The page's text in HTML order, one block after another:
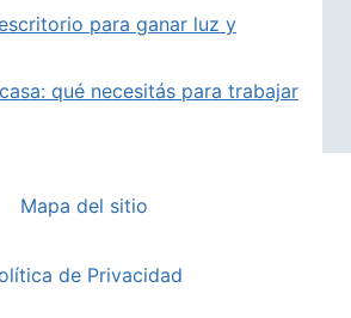
para ganar luz y
qué necesitás para trabajar
Mapa del sitio
de Privacidad